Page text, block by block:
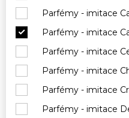
Parfémy - imitace
Parfémy - imitace
Parfémy - imitace
Parfémy - imitace
Parfémy - imitace
Parfémy - imitace